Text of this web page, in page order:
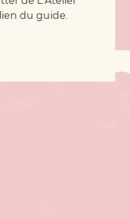
du guide.